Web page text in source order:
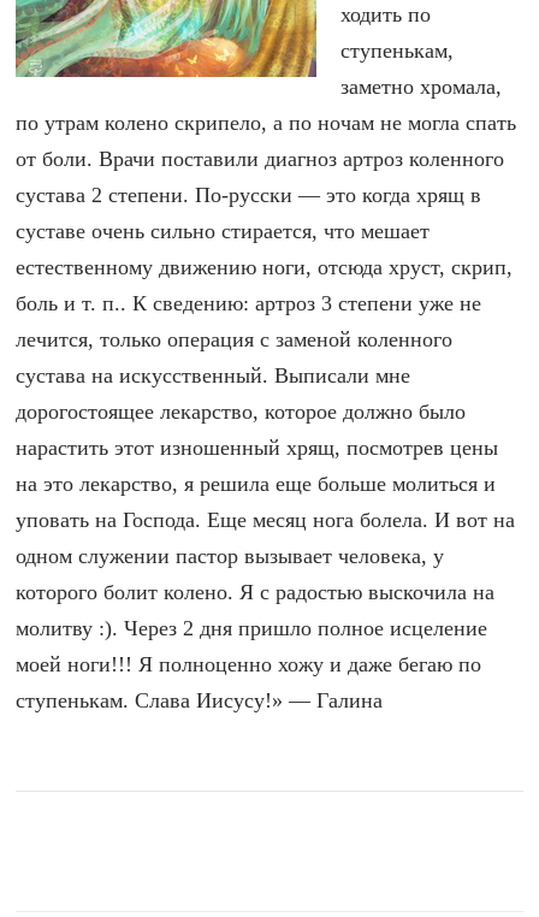
ходить по
ступенькам,
заметно хромала,
по утрам колено скрипело, а по ночам не могла спать
от боли. Врачи поставили диагноз артроз коленного
сустава 2 степени. По-русски — это когда хрящ в
суставе очень сильно стирается, что мешает
естественному движению ноги, отсюда хруст, скрип,
боль и т. п.. К сведению: артроз 3 степени уже не
лечится, только операция с заменой коленного
сустава на искусственный. Выписали мне
дорогостоящее лекарство, которое должно было
нарастить этот изношенный хрящ, посмотрев цены
на это лекарство, я решила еще больше молиться и
уповать на Господа. Еще месяц нога болела. И вот на
одном служении пастор вызывает человека, у
которого болит колено. Я с радостью выскочила на
молитву :). Через 2 дня пришло полное исцеление
моей ноги!!! Я полноценно хожу и даже бегаю по
ступенькам. Слава Иисусу!» — Галина